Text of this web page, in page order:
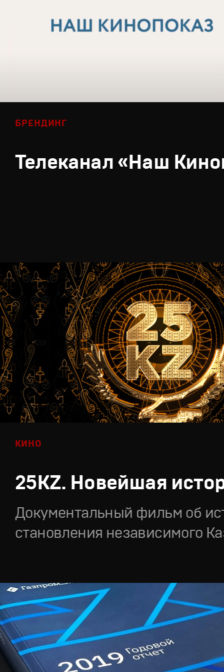
БРЕНДИНГ
Телеканал «Наш
КИНО
25KZ. Новейшая
Документальный фильм об
становления независимого